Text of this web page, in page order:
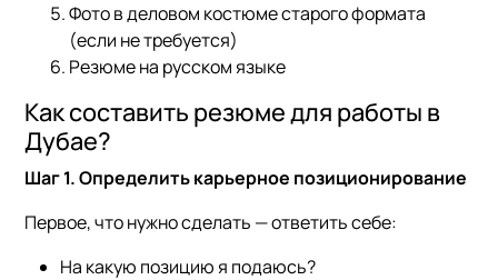
Фото в деловом костюме старого формата
(если не требуется)
Резюме на русском языке
Как составить резюме для работы в
Дубае?
Шаг 1. Определить карьерное позиционирование
Первое, что нужно сделать — ответить себе:
На какую позицию я подаюсь?